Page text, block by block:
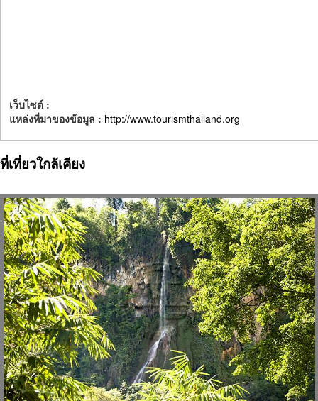
เว็บไซต์ :
แหล่งที่มาของข้อมูล : http://www.tourismthailand.org
ที่เที่ยวใกล้เคียง